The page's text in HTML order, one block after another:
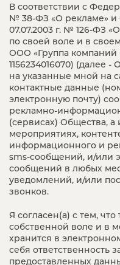
В соответствии с
№ 38-ФЗ «О рекламе» и
07.07.2003 г. № 126-ФЗ
по своей воле и в
ООО «Группа
1156234016070) (далее
на указанные мной на
контактные данные
электронную почту)
рекламно-
(сервисах) Общества,
мероприятиях,
информационного и
sms-сообщений, и/или
сообщений в любых
уведомлений, и/или
звонков.
Я согласен(а) с тем,
собственной воле и в
хранится в
себя ответственность
предоставленных